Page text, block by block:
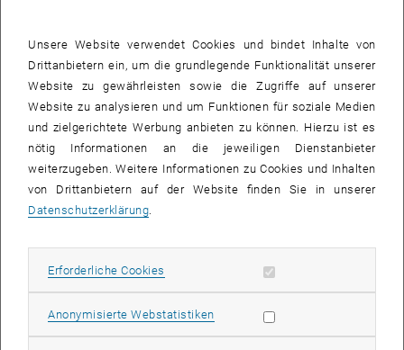
Rätsel auf den Grund: Durch neue, präzisere Messungen wollte man
nicht nur die Menge sondern auch die Herkunft der Radioaktivität
ermitteln.
„Das ist möglich, weil unterschiedliche Quellen radioaktiver Isotope
jeweils einen unterschiedlichen physikalischen Fingerabdruck
haben“, erklärt Dr. Bin Feng, der am Institut für Anorganische Chemie
der Leibniz Universität Hannover und dem TRIGA Center
Atominstitut der TU Wien forscht. „So wird etwa nicht nur Cäsium-
137 freigesetzt, sondern gleichzeitig auch Cäsium-135, ein Cäsium-
gleich – es war etwa bei der Reaktorkatastrophe von Tschernobyl
anders als bei den Atomwaffentests der 1960er-Jahre. Wenn man
dieses Verhältnis misst, kann man somit Information über die
Herkunft des radioaktiven Materials erhalten.
Unsere Website verwendet Cookies und bindet Inhalte von
Drittanbietern ein, um die grundlegende Funktionalität unserer
Website zu gewährleisten sowie die Zugriffe auf unserer
Website zu analysieren und um Funktionen für soziale Medien
und zielgerichtete Werbung anbieten zu können. Hierzu ist es
nötig Informationen an die jeweiligen Dienstanbieter
weiterzugeben. Weitere Informationen zu Cookies und Inhalten
von Drittanbietern auf der Website finden Sie in unserer
Datenschutzerklärung.
Erforderliche Cookies Erforderliche Cookies zulassen
Anonymisierte WebstatistikenStatistik Cookies zulassen